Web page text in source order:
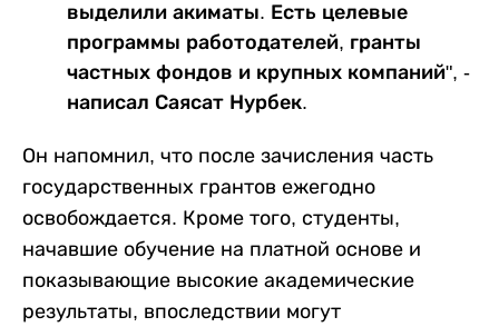
выделили акиматы. Есть целевые
программы работодателей, гранты
частных фондов и крупных компаний", -
написал Саясат Нурбек.
Он напомнил, что после зачисления часть
государственных грантов ежегодно
освобождается. Кроме того, студенты,
начавшие обучение на платной основе и
показывающие высокие академические
результаты, впоследствии могут